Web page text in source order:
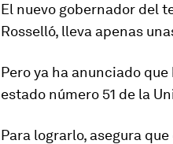
El nuevo gobernador del
Rosselló, lleva apenas
Pero ya ha anunciado
estado número 51 de la
Para lograrlo, asegura